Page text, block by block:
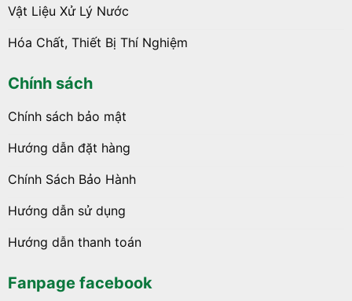
Vật Liệu Xử Lý Nước
Hóa Chất, Thiết Bị Thí Nghiệm
Chính sách
Chính sách bảo mật
Hướng dẫn đặt hàng
Chính Sách Bảo Hành
Hướng dẫn sử dụng
Hướng dẫn thanh toán
Fanpage facebook